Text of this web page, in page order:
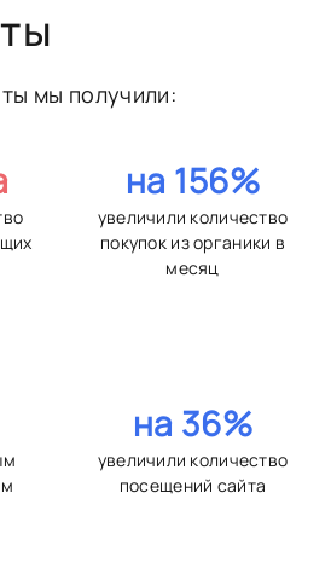
мы получили:
на 156%
увеличили количество
покупок из органики в
месяц
на 36%
увеличили количество
посещений сайта